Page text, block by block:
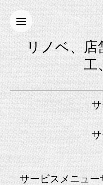
リノベ、店
工
サービスメニュー